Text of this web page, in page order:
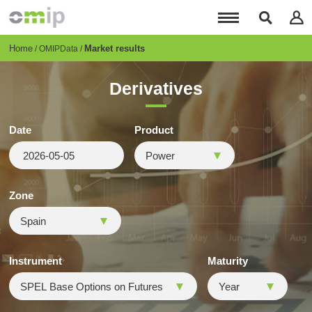
content
Breadcrumb
Home OMIPData Market results
Derivatives
Date Product
Zone
Instrument Maturity